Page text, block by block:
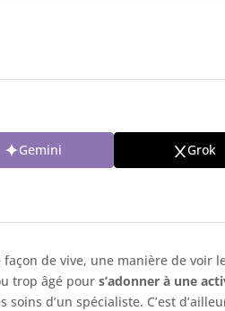
Gemini Grok
de vive, une manière de voir
trop âgé pours’adonner à une
d’un spécialiste. C’est